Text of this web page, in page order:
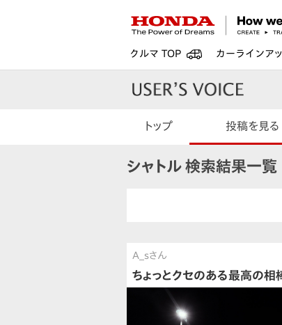
クルマ TOP カーラインア
トップ 投稿を見る
シャトル 検索結果一覧
A_sさん
ちょっとクセのある最高の相